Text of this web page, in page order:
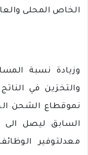
الخاص المحلى
وزيادة نسبة
والتخزين
في الناتج
نموقطاع الشحن
السابق
ليصل الى
معدلتوفير